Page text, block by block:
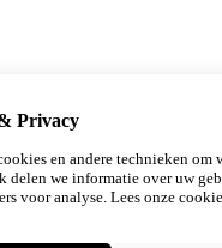
Privacy
en andere technieken om
delen we informatie over uw
voor analyse. Lees onze